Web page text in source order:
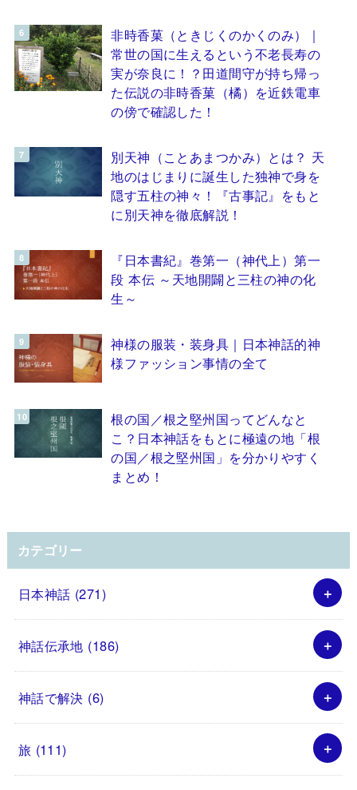
非時香菓（ときじくのかくのみ）｜
常世の国に生えるという不老長寿の
実が奈良に！？田道間守が持ち帰っ
た伝説の非時香菓（橘）を近鉄電車
の傍で確認した！
別天神（ことあまつかみ）とは？ 天
地のはじまりに誕生した独神で身を
隠す五柱の神々！『古事記』をもと
に別天神を徹底解説！
『日本書紀』巻第一（神代上）第一
段 本伝 ～天地開闢と三柱の神の化
生～
神様の服装・装身具｜日本神話的神
様ファッション事情の全て
根の国／根之堅州国ってどんなと
こ？日本神話をもとに極遠の地「根
の国／根之堅州国」を分かりやすく
まとめ！
カテゴリー
日本神話 (271)
神話伝承地 (186)
神話で解決 (6)
旅 (111)